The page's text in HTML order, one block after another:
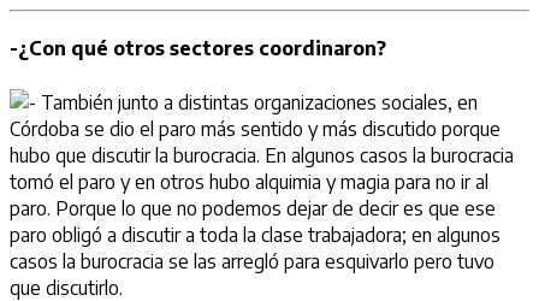
-¿Con qué otros sectores coordinaron?
También junto a distintas organizaciones sociales, en
Córdoba se dio el paro más sentido y más discutido porque
hubo que discutir la burocracia. En algunos casos la burocracia
tomó el paro y en otros hubo alquimia y magia para no ir al
paro. Porque lo que no podemos dejar de decir es que ese
paro obligó a discutir a toda la clase trabajadora; en algunos
casos la burocracia se las arregló para esquivarlo pero tuvo
que discutirlo.